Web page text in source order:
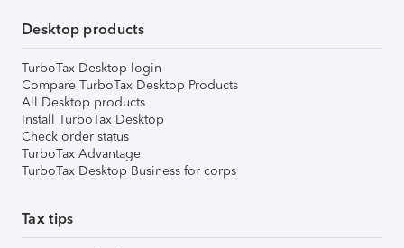
Desktop products
TurboTax Desktop login
Compare TurboTax Desktop Products
All Desktop products
Install TurboTax Desktop
Check order status
TurboTax Advantage
TurboTax Desktop Business for corps
Tax tips